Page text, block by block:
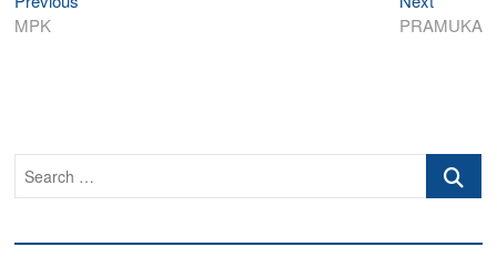
navigation
MPK
post:
PRAMUKA
Search